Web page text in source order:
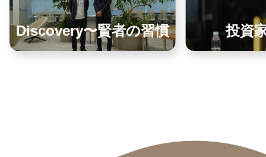
Discovery〜賢者の習慣 投資